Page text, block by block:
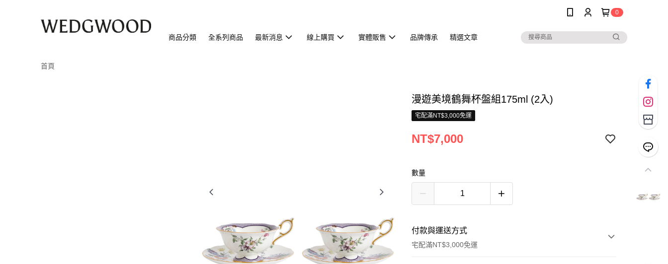
0
商品分類 全系列商品 最新消息 線上購買 實體販售 品牌傳承 精選文章
首頁
漫遊美境鶴舞杯盤組175ml (2入)
宅配滿NT$3,000免運
NT$7,000
數量
付款與運送方式
宅配滿NT$3,000免運